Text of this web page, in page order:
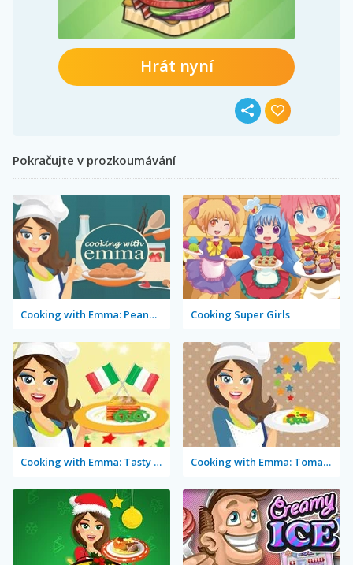
Hrát nyní
Pokračujte v prozkoumávání
Cooking with Emma: Peanut Butter Cookies Cooking Super Girls
Cooking with Emma: Tasty Vegetable Lasagna Cooking with Emma: Tomato Quiche Vegan